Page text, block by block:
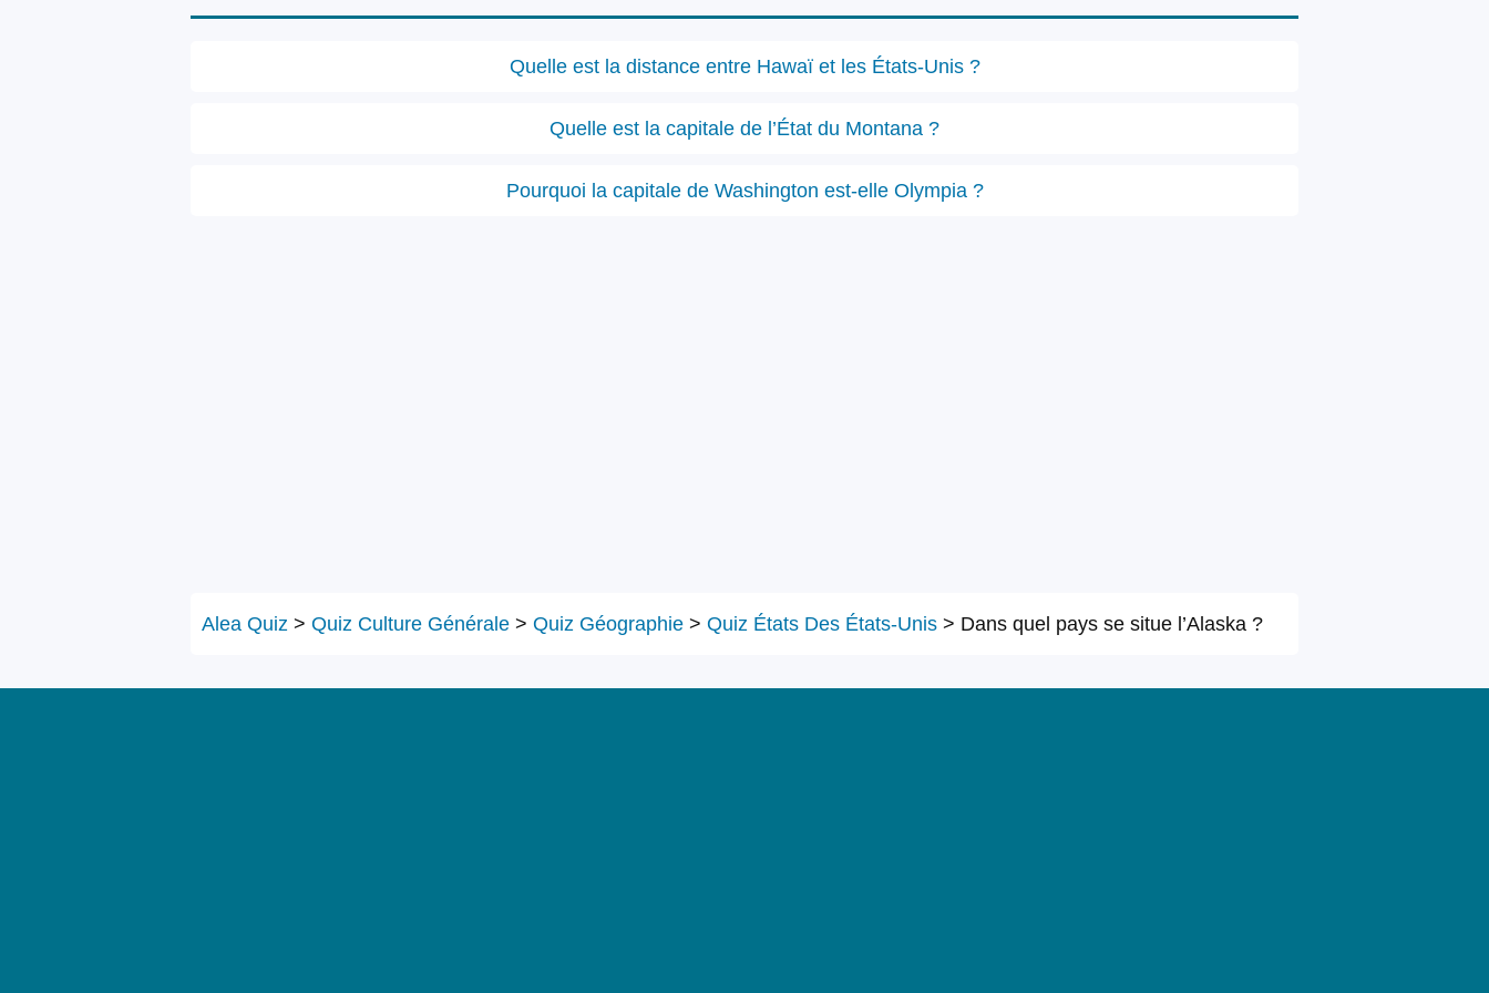
Quelle est la distance entre Hawaï et les États-Unis ?
Quelle est la capitale de l’État du Montana ?
Pourquoi la capitale de Washington est-elle Olympia ?
Alea Quiz > Quiz Culture Générale > Quiz Géographie > Quiz États Des États-Unis > Dans quel pays se situe l’Alaska ?